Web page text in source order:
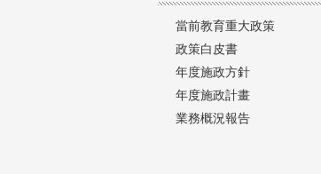
當前教育重大政策
政策白皮書
年度施政方針
年度施政計畫
業務概況報告